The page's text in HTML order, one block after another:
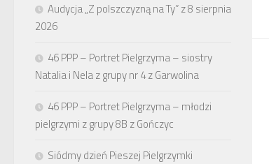
Audycja „Z polszczyzną na Ty” z 8 sierpnia
2026
46 PPP – Portret Pielgrzyma – siostry
Natalia i Nela z grupy nr 4 z Garwolina
46 PPP – Portret Pielgrzyma – młodzi
pielgrzymi z grupy 8B z Gończyc
Siódmy dzień Pieszej Pielgrzymki